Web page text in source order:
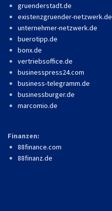
gruenderstadt.de
existenzgruender-netzwerk.de
unternehmer-netzwerk.de
buerotipp.de
bonx.de
vertriebsoffice.de
businesspress24.com
business-telegramm.de
businessburger.de
marcomio.de
Finanzen:
88finance.com
88finanz.de